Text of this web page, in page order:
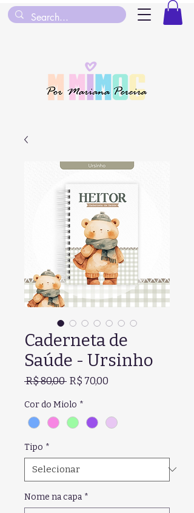
Caderneta de
Saúde - Ursinho
R$ 80,00 Preço
R$ 70,00
Cor do Miolo *
Tipo *
Nome na capa *